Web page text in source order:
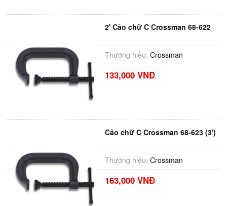
2' Cảo chữ C Crossman 68-622
Thương hiệu: Crossman
133,000 VNĐ
Cảo chữ C Crossman 68-623 (3')
Thương hiệu: Crossman
163,000 VNĐ